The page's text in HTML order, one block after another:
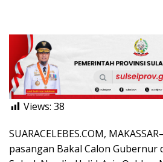
Views: 38
SUARACELEBES.COM,
pasangan Bakal Calon Gubernur